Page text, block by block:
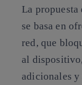
La propuesta
se basa en
red, que
al
adicionales y